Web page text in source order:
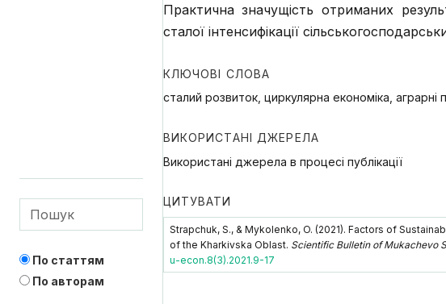
По статтям
По авторам
Практична значущість отриманих
сталої інтенсифікації
КЛЮЧОВІ СЛОВА
сталий розвиток, циркулярна економіка,
ВИКОРИСТАНІ ДЖЕРЕЛА
Використані джерела в процесі публікації
ЦИТУВАТИ
Strapchuk, S., & Mykolenko, O. (2021). Factors of
of the Kharkivska Oblast. Scientific Bulletin of Mukachevo
u-econ.8(3).2021.9-17